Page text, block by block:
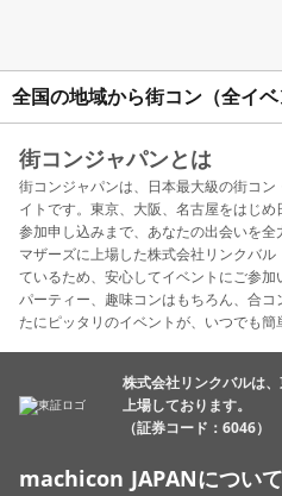
全国の地域から街コン（全イ
街コンジャパンとは
街コンジャパンは、日本最大級の街コ
イトです。東京、大阪、名古屋をはじ
参加申し込みまで、あなたの出会いを
マザーズに上場した株式会社リンクバ
ているため、安心してイベントにご参
パーティー、趣味コンはもちろん、合
たにピッタリのイベントが、いつでも簡
株式会社リンクバルは
上場しております。
（証券コード：6046）
machicon JAPANについて